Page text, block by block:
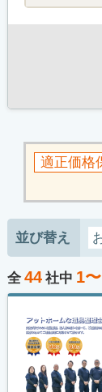
適正価格
並び替え
全 44 社中 1